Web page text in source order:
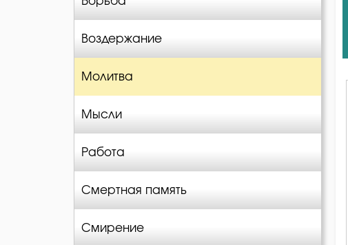
Воздержание
Молитва
Мысли
Работа
Смертная память
Смирение